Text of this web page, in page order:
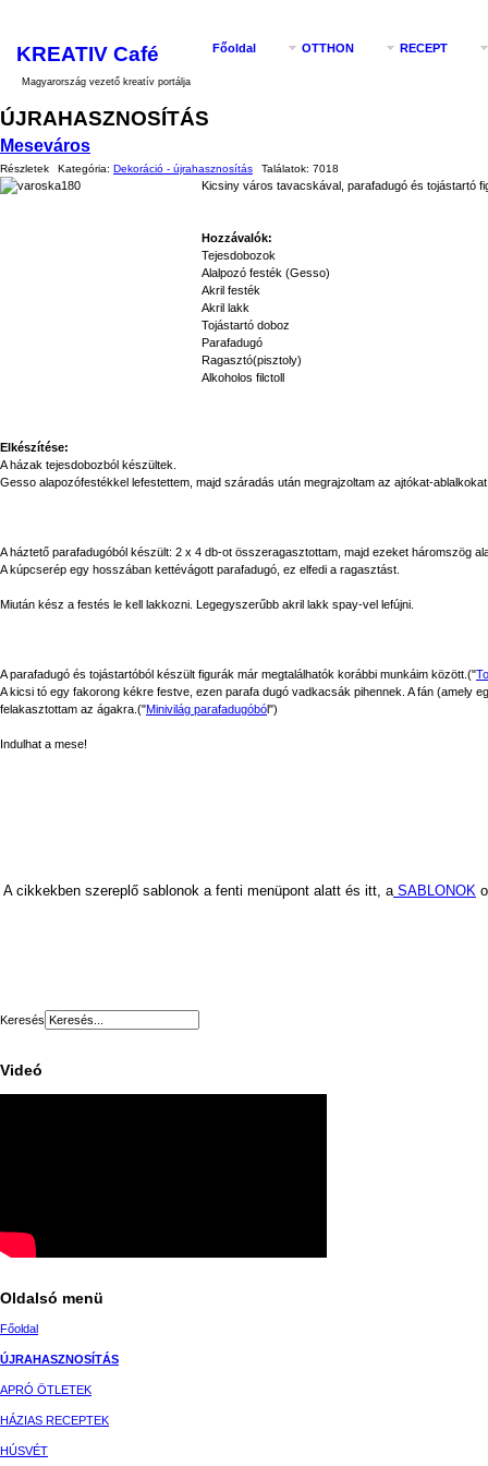
KREATIV Café
Magyarország vezető kreatív portálja
Főoldal OTTHON RECEPT
ÚJRAHASZNOSÍTÁS
Meseváros
Részletek Kategória: Dekoráció - újrahasznosítás Találatok: 7018
Kicsiny város tavacskával, parafadugó és tojástartó
Hozzávalók:
Tejesdobozok
Alalpozó festék (Gesso)
Akril festék
Akril lakk
Tojástartó doboz
Parafadugó
Ragasztó(pisztoly)
Alkoholos filctoll
Elkészítése:
A házak tejesdobozból készültek.
Gesso alapozófestékkel lefestettem, majd száradás után megrajzoltam az ajtókat-
A háztető parafadugóból készült: 2 x 4 db-ot összeragasztottam, majd ezeket háromszög
A kúpcserép egy hosszában kettévágott parafadugó, ez elfedi a ragasztást.
Miután kész a festés le kell lakkozni. Legegyszerűbb akril lakk spay-vel lefújni.
A parafadugó és tojástartóból készült figurák már megtalálhatók korábbi munkáim között.("
A kicsi tó egy fakorong kékre festve, ezen parafa dugó vadkacsák pihennek. A fán
felakasztottam az ágakra.("Minivilág parafadugóból")
Indulhat a mese!
A cikkekben szereplő sablonok a fenti menüpont alatt és itt, aSABLONOK
Keresés
Videó
Oldalsó menü
Főoldal
ÚJRAHASZNOSÍTÁS
APRÓ ÖTLETEK
HÁZIAS RECEPTEK
HÚSVÉT